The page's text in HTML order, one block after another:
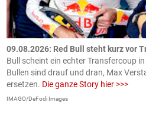
09.08.2026: Red Bull steht kurz vor
Bull scheint ein echter Transfercoup
Bullen sind drauf und dran, Max
ersetzen. Die ganze Story hier >>>
IMAGO/DeFodi Images